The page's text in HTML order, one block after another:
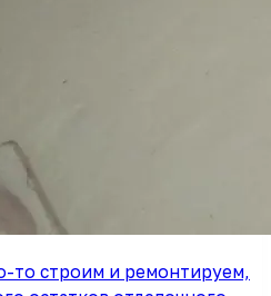
то строим и ремонтируем,